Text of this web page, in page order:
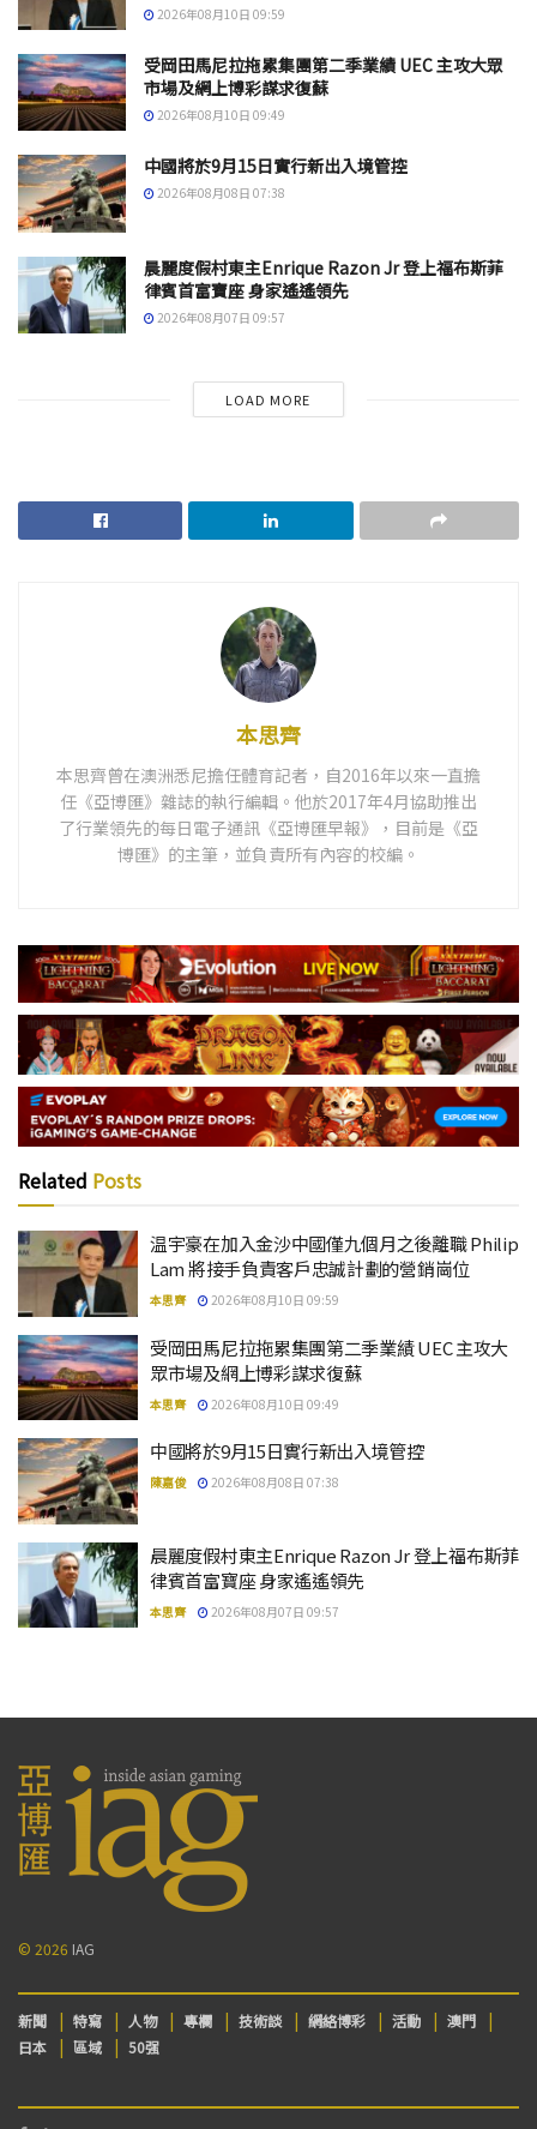
2026年08月10日 09:59
受岡田馬尼拉拖累集團第二季業績 UEC 主攻大眾
市場及網上博彩謀求復蘇
2026年08月10日 09:49
中國將於9月15日實行新出入境管控
2026年08月08日 07:38
晨麗度假村東主Enrique Razon Jr 登上福布斯菲
律賓首富寶座 身家遙遙領先
2026年08月07日 09:57
LOAD MORE
本思齊
本思齊曾在澳洲悉尼擔任體育記者，自2016年以來一直擔
任《亞博匯》雜誌的執行編輯。他於2017年4月協助推出
了行業領先的每日電子通訊《亞博匯早報》，目前是《亞
博匯》的主筆，並負責所有內容的校編。
Related Posts
温宇豪在加入金沙中國僅九個月之後離職 Philip
Lam 將接手負責客戶忠誠計劃的營銷崗位
本思齊 2026年08月10日 09:59
受岡田馬尼拉拖累集團第二季業績 UEC 主攻大
眾市場及網上博彩謀求復蘇
本思齊 2026年08月10日 09:49
中國將於9月15日實行新出入境管控
陳嘉俊 2026年08月08日 07:38
晨麗度假村東主Enrique Razon Jr 登上福布斯菲
律賓首富寶座 身家遙遙領先
本思齊 2026年08月07日 09:57
© 2026 IAG
新聞 特寫 人物 專欄 技術談 網絡博彩 活動
澳門
日本
區域 50强